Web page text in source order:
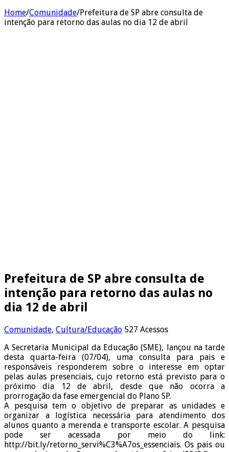
Home/Comunidade/Prefeitura de SP abre consulta de
intenção para retorno das aulas no dia 12 de abril
Prefeitura de SP abre consulta de
intenção para retorno das aulas no
dia 12 de abril
Comunidade, Cultura/Educação 527 Acessos
A Secretaria Municipal da Educação (SME), lançou na tarde
desta quarta-feira (07/04), uma consulta para pais e
responsáveis responderem sobre o interesse em optar
pelas aulas presenciais, cujo retorno está previsto para o
próximo dia 12 de abril, desde que não ocorra a
prorrogação da fase emergencial do Plano SP.
A pesquisa tem o objetivo de preparar as unidades e
organizar a logística necessária para atendimento dos
alunos quanto a merenda e transporte escolar. A pesquisa
pode ser acessada por meio do link:
http://bit.ly/retorno_servi%C3%A7os_essenciais. Os pais ou